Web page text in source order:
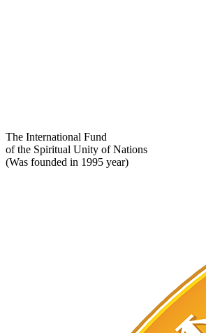
The International Fund
of the Spiritual Unity of Nations
(Was founded in 1995 year)